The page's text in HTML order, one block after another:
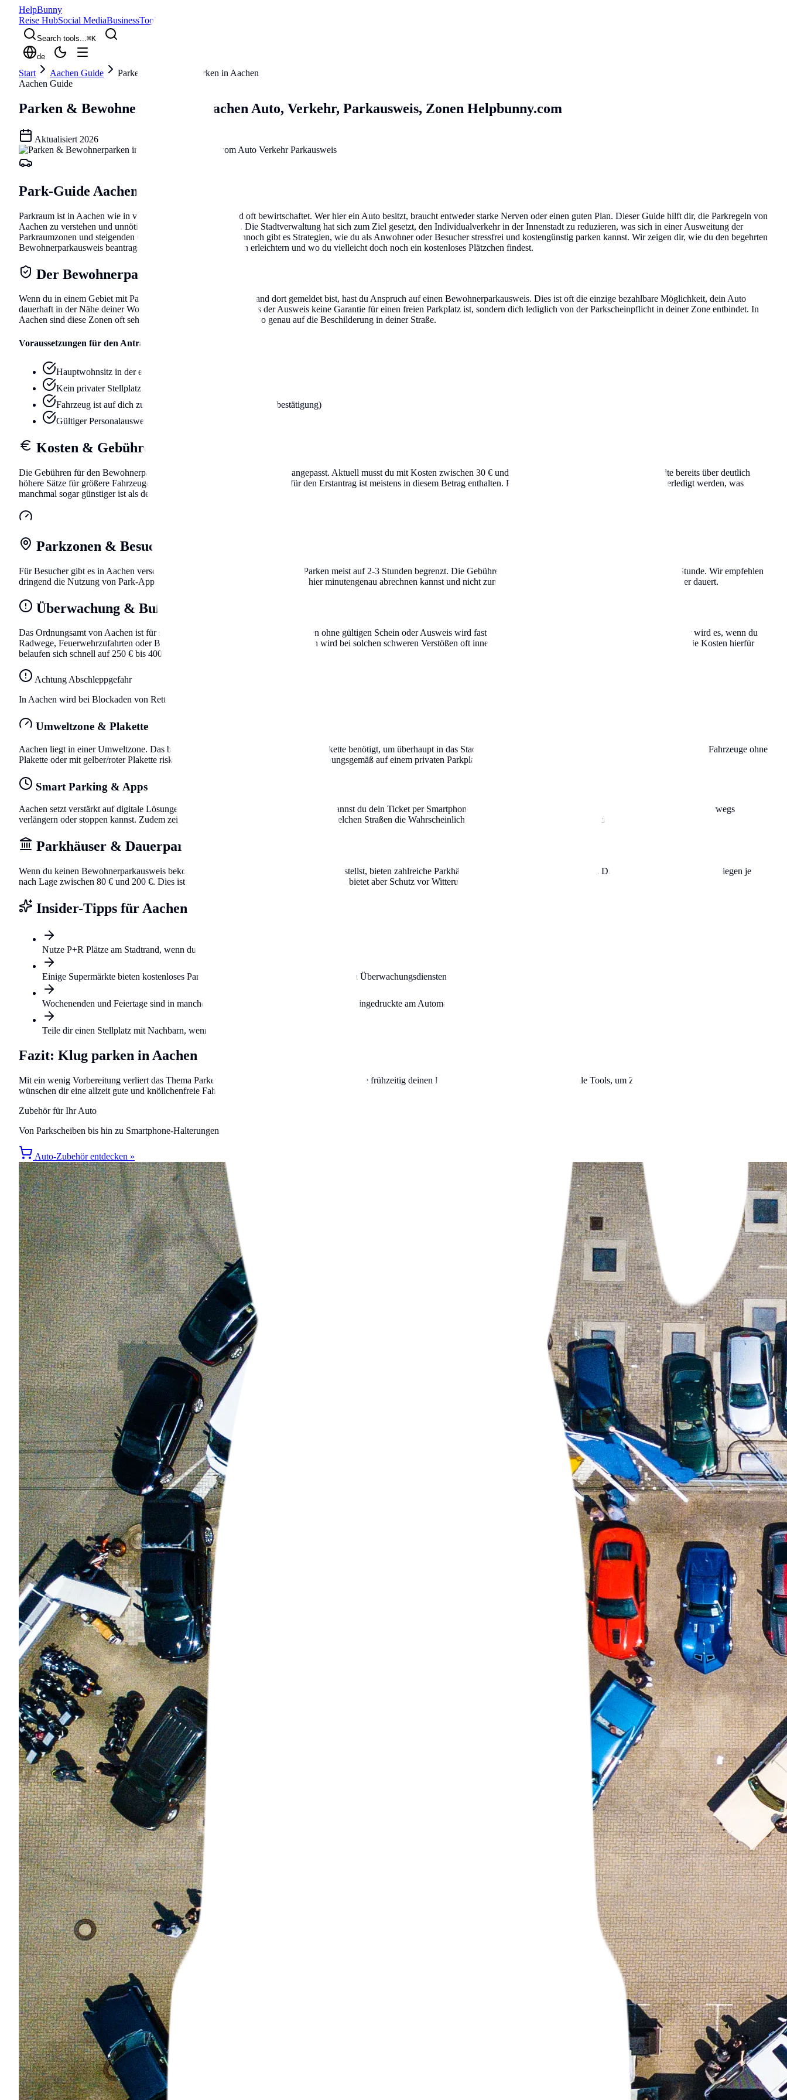
HelpBunny
Reise HubSocial MediaBusinessTools
Search tools...⌘K
de
Start Aachen Guide
Parken & Bewohnerparken in Aachen
Aachen Guide
Parken & Bewohnerparken in Aachen Auto, Verkehr, Parkausweis, Zonen Helpbunny.com
Aktualisiert 2026
Park-Guide Aachen
Parkraum ist in Aachen wie in vielen Großstädten knapp und oft bewirtschaftet. Wer hier ein Auto besitzt, braucht entweder starke Nerven oder einen guten Plan. Dieser Guide hilft dir, die Parkregeln von
Aachen zu verstehen und unnötige Bußgelder zu vermeiden. Die Stadtverwaltung hat sich zum Ziel gesetzt, den Individualverkehr in der Innenstadt zu reduzieren, was sich in einer Ausweitung der
Parkraumzonen und steigenden Gebühren widerspiegelt. Dennoch gibt es Strategien, wie du als Anwohner oder Besucher stressfrei und kostengünstig parken kannst. Wir zeigen dir, wie du den begehrten
Bewohnerparkausweis beantragst, welche Apps dir das Leben erleichtern und wo du vielleicht doch noch ein kostenloses Plätzchen findest.
Der Bewohnerparkausweis
Wenn du in einem Gebiet mit Parkraumbewirtschaftung wohnst and dort gemeldet bist, hast du Anspruch auf einen Bewohnerparkausweis. Dies ist oft die einzige bezahlbare Möglichkeit, dein Auto
dauerhaft in der Nähe deiner Wohnung abzustellen. Beachte, dass der Ausweis keine Garantie für einen freien Parkplatz ist, sondern dich lediglich von der Parkscheinpflicht in deiner Zone entbindet. In
Aachen sind diese Zonen oft sehr kleinteilig geschnitten, achte also genau auf die Beschilderung in deiner Straße.
Voraussetzungen für den Antrag
Hauptwohnsitz in der entsprechenden Parkzone
Kein privater Stellplatz (Garage/Hof) vorhanden
Fahrzeug ist auf dich zugelassen (oder dauerhafte Nutzungsbestätigung)
Gültiger Personalausweis und Fahrzeugschein Teil I
Kosten & Gebühren
Die Gebühren für den Bewohnerparkausweis in Aachen wurden kürzlich angepasst. Aktuell musst du mit Kosten zwischen 30 € und 120 € pro Jahr rechnen, wobei einige Städte bereits über deutlich
höhere Sätze für größere Fahrzeuge diskutieren. Die Bearbeitungsgebühr für den Erstantrag ist meistens in diesem Betrag enthalten. Eine Verlängerung kann oft bequem online erledigt werden, was
manchmal sogar günstiger ist als der Gang zum Amt.
Parkzonen & Besuchsparken
Für Besucher gibt es in Aachen verschiedene Zonen. In der Kernstadt ist das Parken meist auf 2-3 Stunden begrenzt. Die Gebühren liegen hier oft zwischen 1,50 € und 4,00 € pro Stunde. Wir empfehlen
dringend die Nutzung von Park-Apps wie EasyPark oder PayByPhone, da du hier minutengenau abrechnen kannst und nicht zum Automaten zurücklaufen musst, falls es doch länger dauert.
Überwachung & Bußgelder
Das Ordnungsamt von Aachen ist für seine strikte Überwachung bekannt. Parken ohne gültigen Schein oder Ausweis wird fast immer mit einem Knöllchen geahndet. Besonders teuer wird es, wenn du
Radwege, Feuerwehrzufahrten oder Behindertenparkplätze blockierst. In Aachen wird bei solchen schweren Verstößen oft innerhalb weniger Minuten der Abschleppdienst gerufen. Die Kosten hierfür
belaufen sich schnell auf 250 € bis 400 €, plus das Bußgeld.
Achtung Abschleppgefahr
In Aachen wird bei Blockaden von Rettungswegen kompromisslos abgeschleppt.
Umweltzone & Plakette
Aachen liegt in einer Umweltzone. Das bedeutet, dass dein Fahrzeug eine grüne Plakette benötigt, um überhaupt in das Stadtgebiet einfahren zu dürfen. Dies gilt unabhängig vom Parken. Fahrzeuge ohne
Plakette oder mit gelber/roter Plakette riskieren hohe Bußgelder, selbst wenn sie ordnungsgemäß auf einem privaten Parkplatz stehen, aber durch die Zone gefahren sind.
Smart Parking & Apps
Aachen setzt verstärkt auf digitale Lösungen. In fast allen bewirtschafteten Gebieten kannst du dein Ticket per Smartphone lösen. Dies hat den Vorteil, dass du die Parkzeit flexibel von unterwegs
verlängern oder stoppen kannst. Zudem zeigen einige Apps bereits in Echtzeit an, in welchen Straßen die Wahrscheinlichkeit für einen freien Parkplatz am höchsten ist.
Parkhäuser & Dauerparken
Wenn du keinen Bewohnerparkausweis bekommst oder dein Auto lieber geschützt unterstellst, bieten zahlreiche Parkhäuser in Aachen Dauermietverträge an. Die monatlichen Kosten hierfür liegen je
nach Lage zwischen 80 € und 200 €. Dies ist zwar teurer als das Parken am Straßenrand, bietet aber Schutz vor Witterung und Vandalismus.
Insider-Tipps für Aachen
Nutze P+R Plätze am Stadtrand, wenn du nur gelegentlich in die Innenstadt musst.
Einige Supermärkte bieten kostenloses Parken für Kunden, aber Vorsicht vor privaten Überwachungsdiensten!
Wochenenden und Feiertage sind in manchen Zonen gebührenfrei – achte auf das Kleingedruckte am Automaten.
Teile dir einen Stellplatz mit Nachbarn, wenn du dein Auto nur selten brauchst.
Fazit: Klug parken in Aachen
Mit ein wenig Vorbereitung verliert das Thema Parken in Aachen seinen Schrecken. Beantrage frühzeitig deinen Bewohnerparkausweis und nutze digitale Tools, um Zeit und Geld zu sparen. Wir
wünschen dir eine allzeit gute und knöllchenfreie Fahrt!
Zubehör für Ihr Auto
Von Parkscheiben bis hin zu Smartphone-Halterungen – finden Sie alles für ein entspanntes Fahren in Aachen bei Amazon.
Auto-Zubehör entdecken »